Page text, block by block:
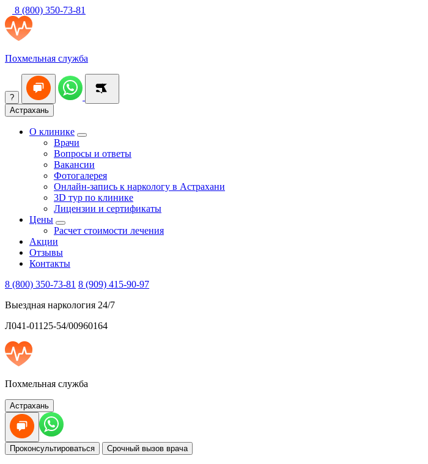
8 (800) 350-73-81
Похмельная служба
?
Астрахань
О клинике
Врачи
Вопросы и ответы
Вакансии
Фотогалерея
Онлайн-запись к наркологу в Астрахани
3D тур по клинике
Лицензии и сертификаты
Цены
Расчет стоимости лечения
Акции
Отзывы
Контакты
8 (800) 350-73-81 8 (909) 415-90-97
Выездная наркология 24/7
Л041-01125-54/00960164
Похмельная служба
Астрахань
Проконсультироваться Срочный вызов врача